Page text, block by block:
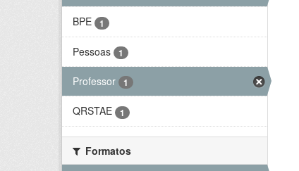
BPE 1
Pessoas 1
Professor 1
QRSTAE 1
Formatos